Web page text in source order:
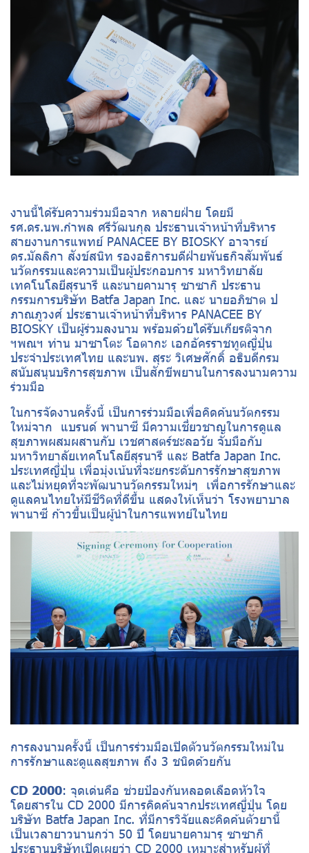
งานนี้ได้รับความร่วมมือจาก หลายฝ่าย โดยมี
รศ.ดร.นพ.กำพล ศรีวัฒนกุล ประธานเจ้าหน้าที่บริหาร
สายงานการแพทย์ PANACEE BY BIOSKY อาจารย์
ดร.มัลลิกา สังข์สนิท รองอธิการบดีฝ่ายพันธกิจสัมพันธ์
นวัตกรรมและความเป็นผู้ประกอบการ มหาวิทยาลัย
เทคโนโลยีสุรนารี และนายคามารุ ซาซากิ ประธาน
กรรมการบริษัท Batfa Japan Inc. และ นายอภิชาต ป
ภาณภูวงศ์ ประธานเจ้าหน้าที่บริหาร PANACEE BY
BIOSKY เป็นผู้ร่วมลงนาม พร้อมด้วยได้รับเกียรติจาก
ฯพณฯ ท่าน มาซาโตะ โอตากะ เอกอัครราชทูตญี่ปุ่น
ประจำประเทศไทย และนพ. สุระ วิเศษศักดิ์ อธิบดีกรม
สนับสนุนบริการสุขภาพ เป็นสักขีพยานในการลงนามความ
ร่วมมือ
ในการจัดงานครั้งนี้ เป็นการร่วมมือเพื่อคิดค้นนวัตกรรม
ใหม่จาก แบรนด์ พานาซี มีความเชี่ยวชาญในการดูแล
สุขภาพผสมผสานกับ เวชศาสตร์ชะลอวัย จับมือกับ
มหาวิทยาลัยเทคโนโลยีสุรนารี และ Batfa Japan Inc.
ประเทศญี่ปุ่น เพื่อมุ่งเน้นที่จะยกระดับการรักษาสุขภาพ
และไม่หยุดที่จะพัฒนานวัตกรรมใหม่ๆ เพื่อการรักษาและ
ดูแลคนไทยให้มีชีวิตที่ดีขึ้น แสดงให้เห็นว่า โรงพยาบาล
พานาซี ก้าวขึ้นเป็นผู้นำในการแพทย์ในไทย
การลงนามครั้งนี้ เป็นการร่วมมือเปิดตัวนวัตกรรมใหม่ใน
การรักษาและดูแลสุขภาพ ถึง 3 ชนิดด้วยกัน
CD 2000: จุดเด่นคือ ช่วยป้องกันหลอดเลือดหัวใจ
โดยสารใน CD 2000 มีการคิดค้นจากประเทศญี่ปุ่น โดย
บริษัท Batfa Japan Inc. ที่มีการวิจัยและคิดค้นตัวยานี้
เป็นเวลายาวนานกว่า 50 ปี โดยนายคามารุ ซาซากิ
ประธานบริษัทเปิดเผยว่า CD 2000 เหมาะสำหรับผู้ที่